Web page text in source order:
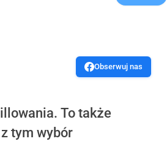
Obserwuj nas
To także
tym wybór